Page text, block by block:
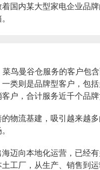
国内某大型家电企业品
菜鸟曼谷仓服务的客户包
类则是品牌型客户，包
户，合计服务近千个品牌
物流基建，吸引越来越
迈向本地化运营，已经
工厂，从生产、销售到